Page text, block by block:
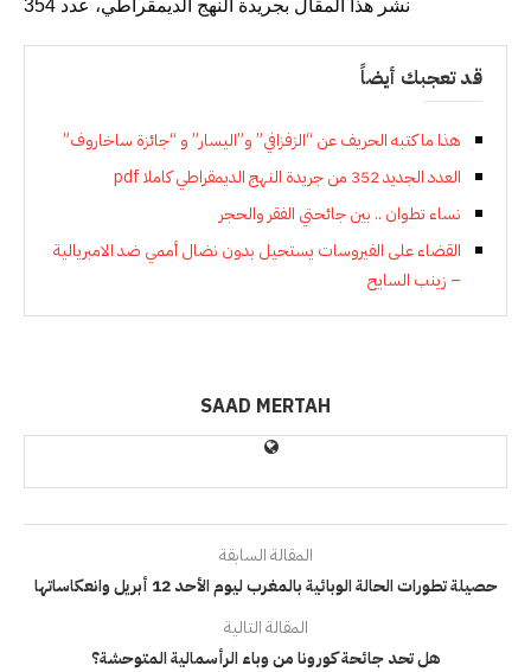
نشر هذا المقال بجريدة النهج الديمقراطي، عدد 354
قد تعجبك أيضاً
هذا ما كتبه الحريف عن “الزفزافي” و”اليسار” و “جائزة ساخاروف”
العدد الجديد 352 من جريدة النهج الديمقراطي كاملا pdf
نساء تطوان .. بين جائحتي الفقر والحجر
القضاء على الفيروسات يستحيل بدون نضال أممي ضد الامبريالية
– زينب السايح
SAAD MERTAH
المقالة السابقة
حصيلة تطورات الحالة الوبائية بالمغرب ليوم الأحد 12 أبريل وانعكاساتها
المقالة التالية
هل تحد جائحة كورونا من وباء الرأسمالية المتوحشة؟